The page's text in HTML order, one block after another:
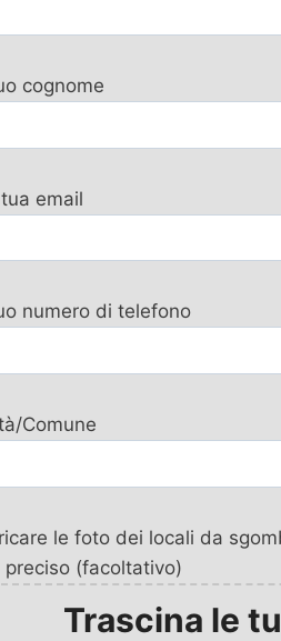
cognome
email
numero di telefono
Comune
le foto dei locali da
preciso (facoltativo)
Trascina le